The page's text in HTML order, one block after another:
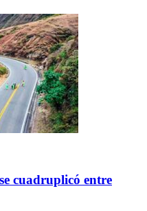
cuadruplicó entre